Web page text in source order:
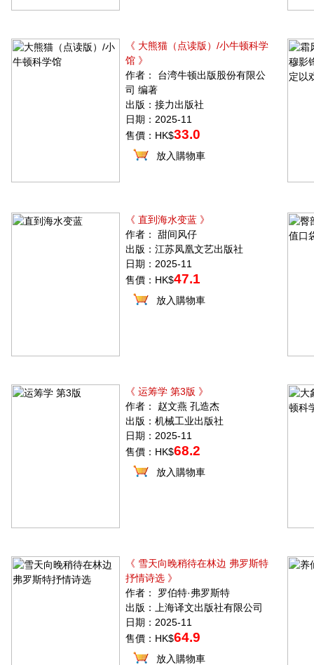
《 大熊猫（点读版）/小牛顿科学
馆 》
作者： 台湾牛顿出版股份有限公
司 编著
出版：接力出版社
日期：2025-11
售價：HK$33.0
放入購物車
《 直到海水变蓝 》
作者： 甜间风仔
出版：江苏凤凰文艺出版社
日期：2025-11
售價：HK$47.1
放入購物車
《 运筹学 第3版 》
作者： 赵文燕 孔造杰
出版：机械工业出版社
日期：2025-11
售價：HK$68.2
放入購物車
《 雪天向晚稍待在林边 弗罗斯特
抒情诗选 》
作者： 罗伯特·弗罗斯特
出版：上海译文出版社有限公司
日期：2025-11
售價：HK$64.9
放入購物車